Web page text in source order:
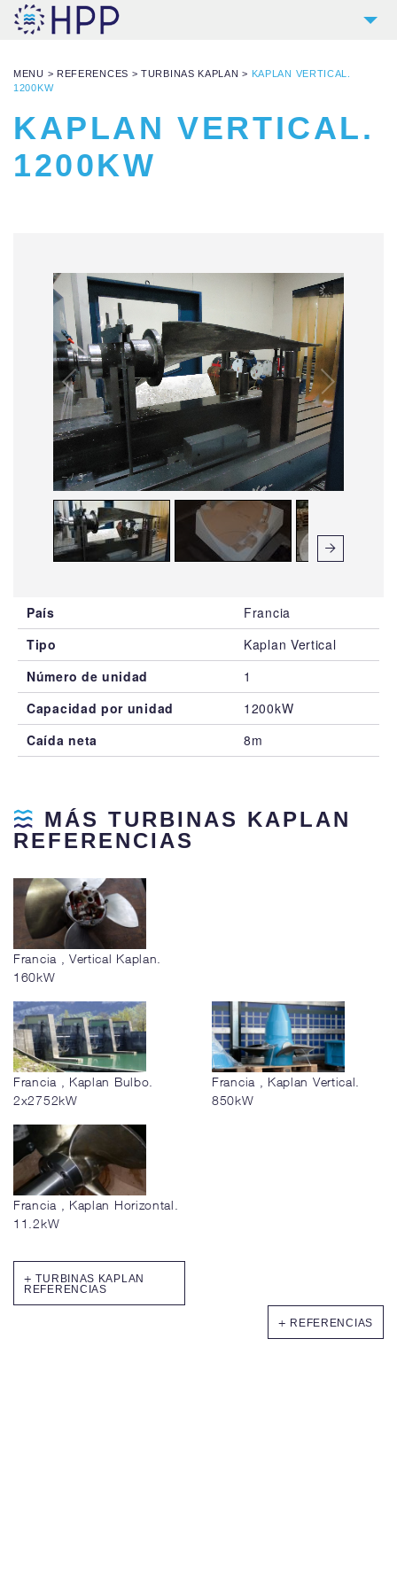
PRODUCTOS
REFERENCIAS
SERVICIOS
MENU > REFERENCES >TURBINAS KAPLAN > KAPLAN VERTICAL.
1200KW
KAPLAN VERTICAL.
1200KW
–/3
País
Francia
Tipo
Kaplan Vertical
Número de unidad
1
Capacidad por unidad
1200kW
Caída neta
8m
MÁS TURBINAS KAPLAN
REFERENCIAS
Francia , Vertical Kaplan.
160kW
Francia , Kaplan Bulbo.
2x2752kW
Francia , Kaplan Vertical.
850kW
Francia , Kaplan Horizontal.
11.2kW
TURBINAS KAPLAN
REFERENCIAS
REFERENCIAS